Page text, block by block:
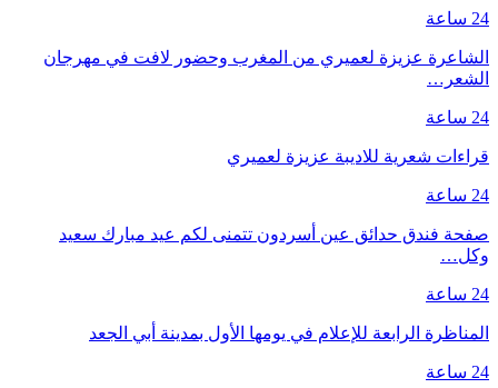
24 ساعة
الشاعرة عزيزة لعميري من المغرب وحضور لافت في مهرجان
الشعر…
24 ساعة
قراءات شعرية للاديبة عزيزة لعميري
24 ساعة
صفحة فندق حدائق عين أسردون تتمنى لكم عيد مبارك سعيد
وكل…
24 ساعة
المناظرة الرابعة للإعلام في يومها الأول بمدينة أبي الجعد
24 ساعة